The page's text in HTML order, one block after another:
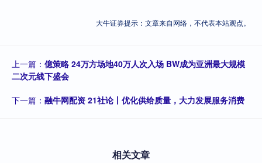
大牛证券提示：文章来自网络，不代表本站观点。
上一篇： 億策略 24万方场地40万人次入场 BW成为亚洲最大规模
二次元线下盛会
下一篇： 融牛网配资 21社论丨优化供给质量，大力发展服务消费
相关文章